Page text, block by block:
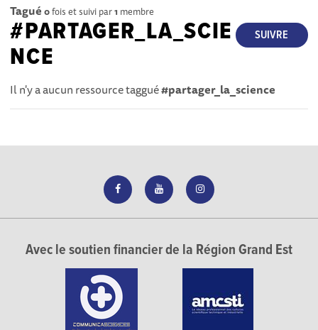
Tagué 0fois et suivi par1 membre
SUIVRE
#PARTAGER_LA_SCIE
NCE
Il n'y a aucun ressource taggué#partager_la_science
Avec le soutien financier de la Région Grand Est